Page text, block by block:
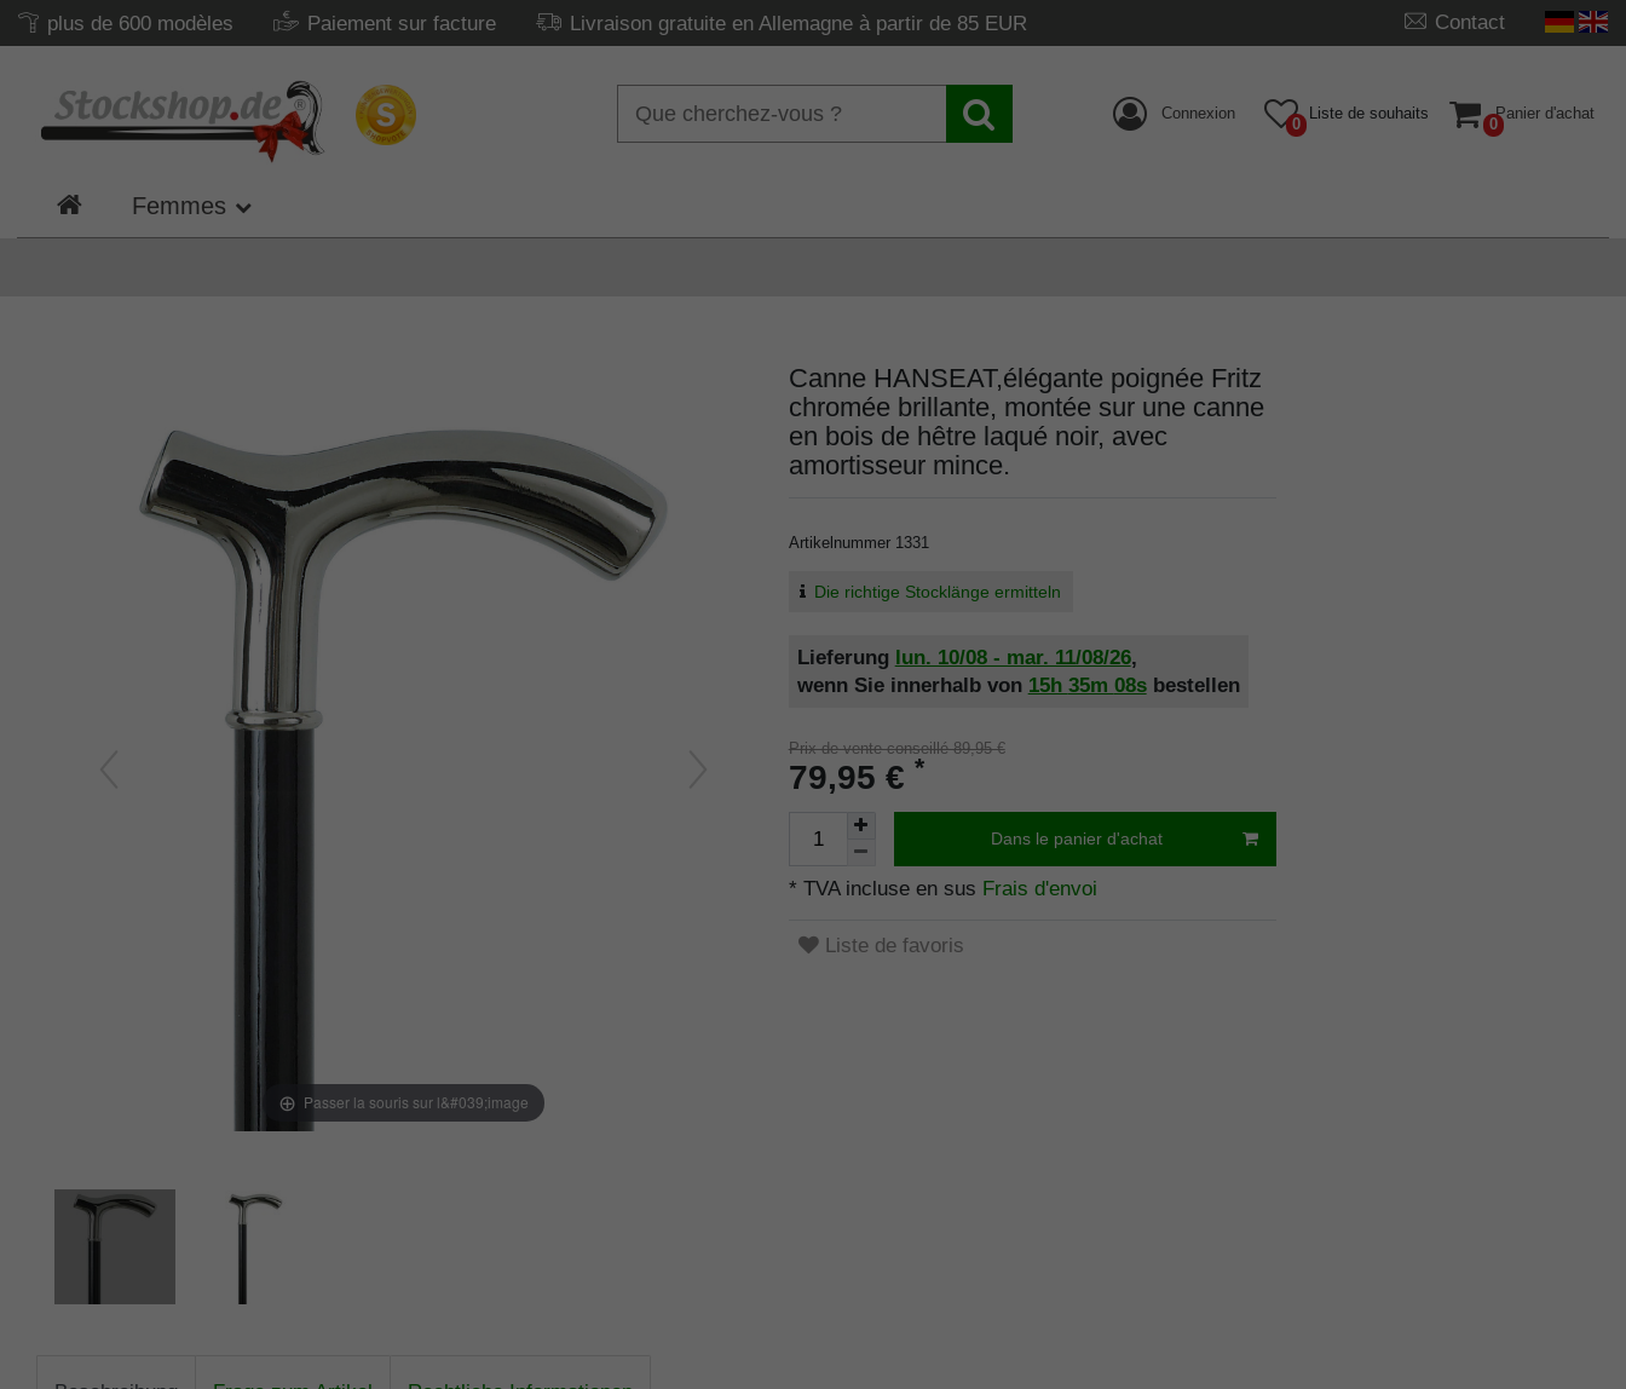
plus de 600 modèles Paiement sur facture Livraison gratuite en Allemagne à partir de 85 EUR Contact
Connexion
0
Liste de souhaits
0
Panier d'achat
Femmes
Passer la souris sur l&#039;image
Canne HANSEAT,élégante poignée Fritz
chromée brillante, montée sur une canne
en bois de hêtre laqué noir, avec
amortisseur mince.
Artikelnummer 1331
Die richtige Stocklänge ermitteln
Lieferung lun. 10/08 - mar. 11/08/26,
wenn Sie innerhalb von 15h 35m 07sbestellen
Prix de vente conseillé 89,95 €
79,95 € *
Dans le panier d'achat
* TVA incluse en sus Frais d'envoi
Liste de favoris